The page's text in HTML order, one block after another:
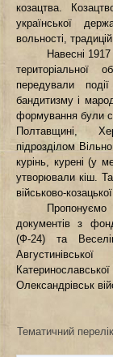
козацтва.
української
вольності,
Навесні
територіальної
передували
бандитизму і
формування були
Полтавщині,
підрозділом
курінь, курені (у
утворювали кіш.
військово-
Пропонуємо
документів з
(Ф-24) та
Олександрівськ
Тематичний